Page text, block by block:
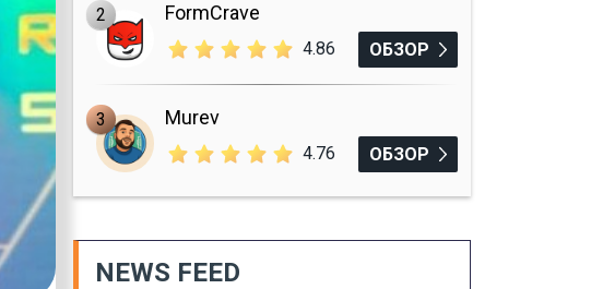
2 FormCrave
4.86 ОБЗОР
3 Murev
4.76 ОБЗОР
NEWS FEED